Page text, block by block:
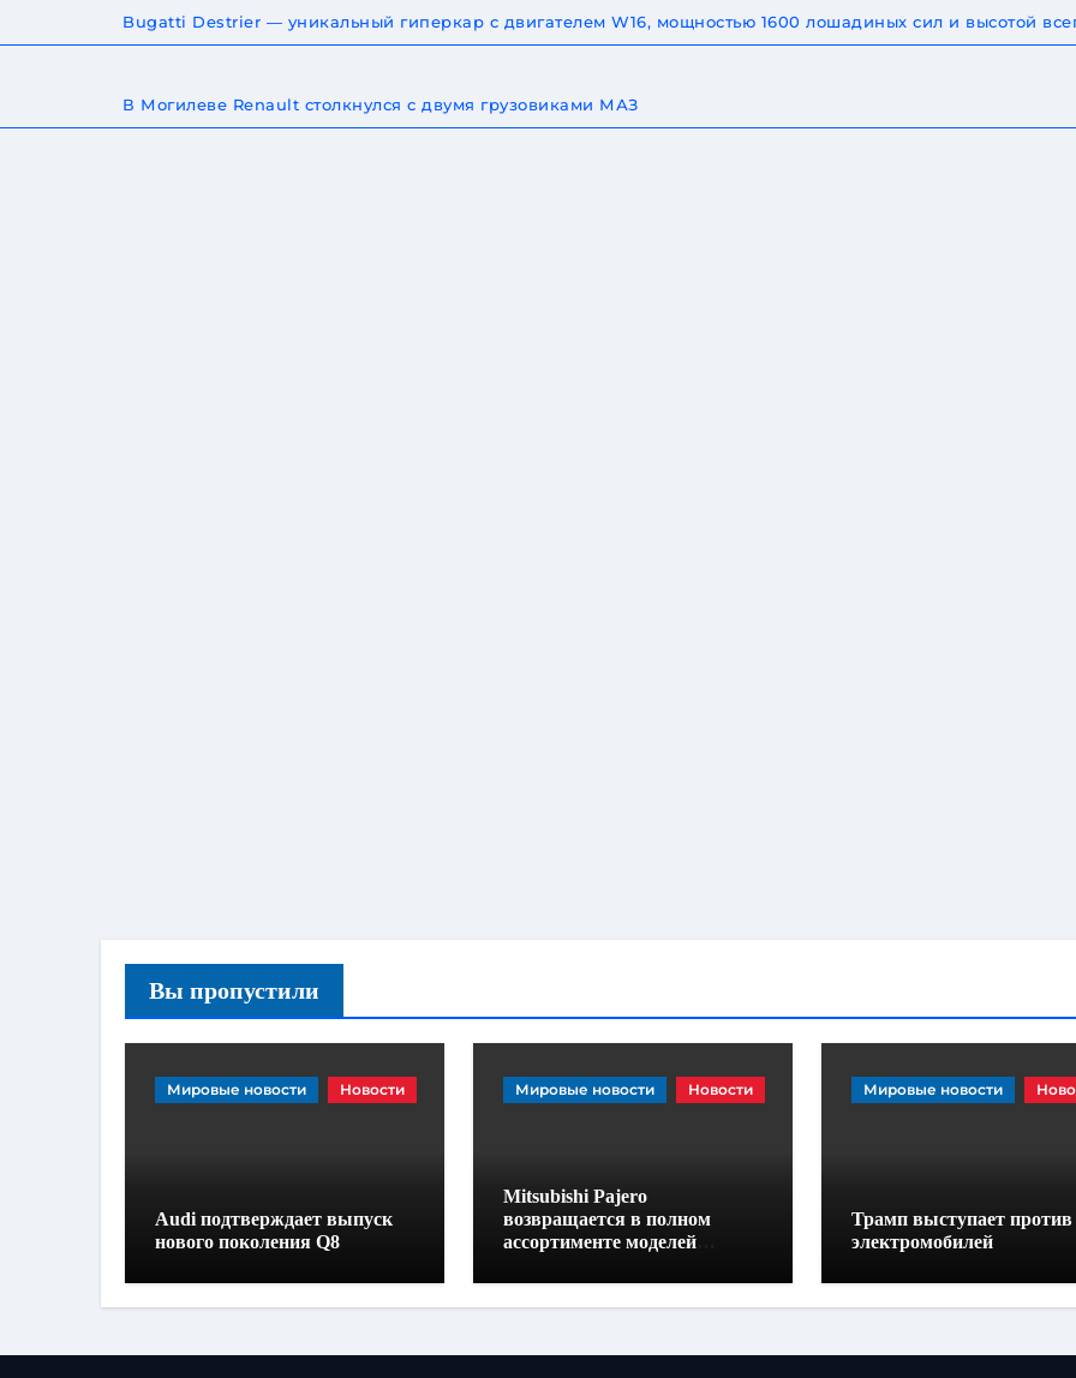
Bugatti Destrier — уникальный гиперкар с двигателем W16, мощностью 1600 лошадиных сил и высотой
В Могилеве Renault столкнулся с двумя грузовиками МАЗ
Вы пропустили
Мировые новости Новости
Audi подтверждает выпуск
нового поколения Q8
Мировые новости Новости
Mitsubishi Pajero
возвращается в полном
ассортименте моделей
Мировые новости
Трамп выступает против
электромобилей